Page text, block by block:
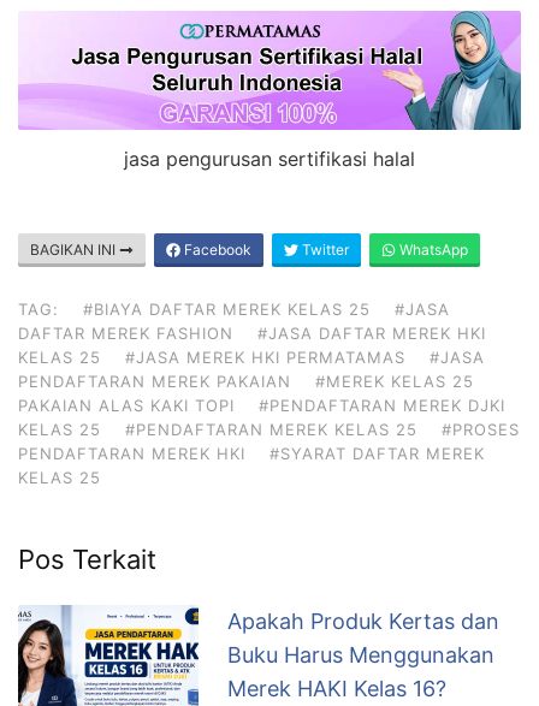
jasa pengurusan sertifikasi halal
BAGIKAN INI Facebook Twitter WhatsApp
TAG: #BIAYA DAFTAR MEREK KELAS 25
#JASA
DAFTAR MEREK FASHION
#JASA DAFTAR MEREK HKI
KELAS 25
#JASA MEREK HKI PERMATAMAS
#JASA
PENDAFTARAN MEREK PAKAIAN
#MEREK KELAS 25
PAKAIAN ALAS KAKI TOPI
#PENDAFTARAN MEREK DJKI
KELAS 25
#PENDAFTARAN MEREK KELAS 25
#PROSES
PENDAFTARAN MEREK HKI
#SYARAT DAFTAR MEREK
KELAS 25
Pos Terkait
Apakah Produk Kertas dan
Buku Harus Menggunakan
Merek HAKI Kelas 16?